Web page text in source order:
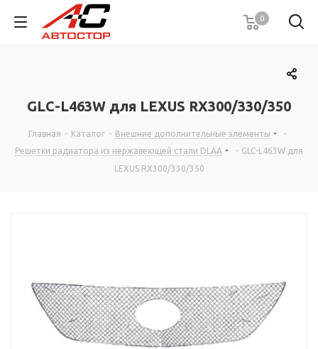
0
GLC-L463W для LEXUS RX300/330/350
Главная - Каталог - Внешние дополнительные элементы
-
Решетки радиатора из нержавеющей стали DLAA
- GLC-L463W для
LEXUS RX300/330/350